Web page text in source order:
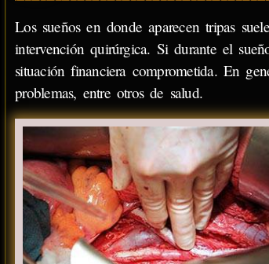
Los sueños en donde aparecen tripas
intervención quirúrgica. Si durante el
situación financiera comprometida. En
problemas, entre otros de salud.